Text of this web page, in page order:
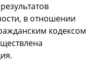
в отношении
кодексом